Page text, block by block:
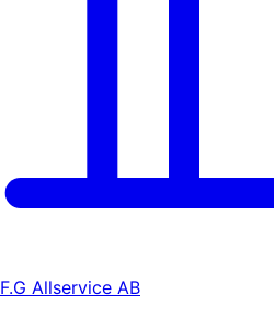
F.G Allservice AB